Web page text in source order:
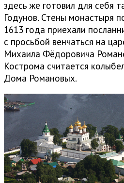
здесь же готовил для себя
Годунов. Стены монастыря
1613 года приехали
с просьбой венчаться на
Михаила Фёдоровича
Кострома считается
Дома Романовых.